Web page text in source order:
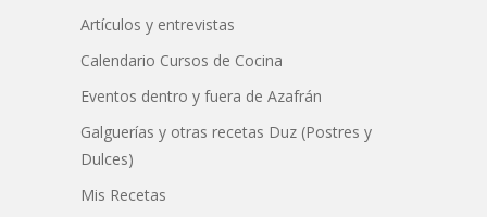
Artículos y entrevistas
Calendario Cursos de Cocina
Eventos dentro y fuera de Azafrán
Galguerías y otras recetas Duz (Postres y
Dulces)
Mis Recetas